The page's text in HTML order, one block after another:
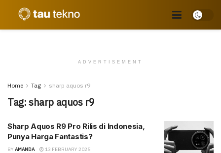
ADVERTISEMENT
Home Tag sharp aquos r9
Tag:sharp aquos r9
Sharp Aquos R9 Pro Rilis di Indonesia,
Punya Harga Fantastis?
BY AMANDA 13 FEBRUARY 2025